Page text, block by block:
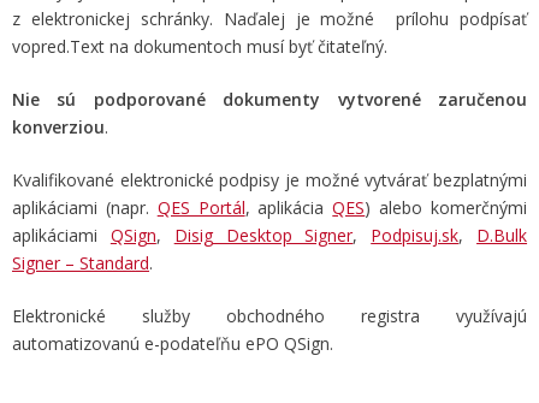
z elektronickej schránky. Naďalej je možné prílohu podpísať
vopred.Text na dokumentoch musí byť čitateľný.
Nie sú podporované dokumenty vytvorené zaručenou
konverziou.
Kvalifikované elektronické podpisy je možné vytvárať bezplatnými
aplikáciami (napr. QES Portál, aplikáciaQES) alebo komerčnými
aplikáciami QSign, Disig Desktop Signer, Podpisuj.sk, D.Bulk
Signer – Standard.
Elektronické služby obchodného registra využívajú
automatizovanú e-podateľňu ePO QSign.